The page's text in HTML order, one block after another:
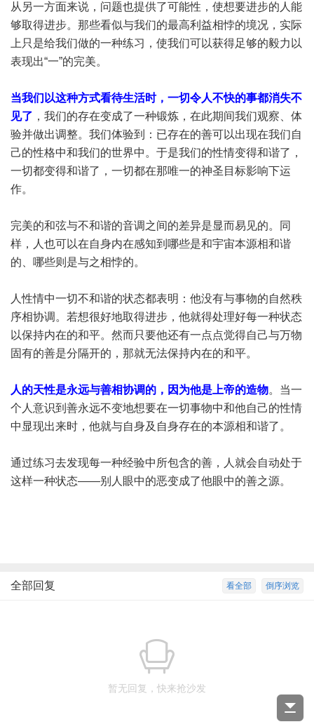
从另一方面来说，问题也提供了可能性，使想要进步的人能
够取得进步。那些看似与我们的最高利益相悖的境况，实际
上只是给我们做的一种练习，使我们可以获得足够的毅力以
表现出“一”的完美。
当我们以这种方式看待生活时，一切令人不快的事都消失不
见了 ，我们的存在变成了一种锻炼，在此期间我们观察、体
验并做出调整。我们体验到：已存在的善可以出现在我们自
己的性格中和我们的世界中。于是我们的性情变得和谐了，
一切都变得和谐了，一切都在那唯一的神圣目标影响下运
作。
完美的和弦与不和谐的音调之间的差异是显而易见的。同
样，人也可以在自身内在感知到哪些是和宇宙本源相和谐
的、哪些则是与之相悖的。
人性情中一切不和谐的状态都表明：他没有与事物的自然秩
序相协调。若想很好地取得进步，他就得处理好每一种状态
以保持内在的和平。然而只要他还有一点点觉得自己与万物
固有的善是分隔开的，那就无法保持内在的和平。
人的天性是永远与善相协调的，因为他是上帝的造物。当一
个人意识到善永远不变地想要在一切事物中和他自己的性情
中显现出来时，他就与自身及自身存在的本源相和谐了。
通过练习去发现每一种经验中所包含的善，人就会自动处于
这样一种状态——别人眼中的恶变成了他眼中的善之源。
倒序浏览
看全部
全部回复
暂无回复，快来抢沙发